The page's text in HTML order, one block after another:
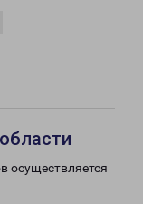
осуществляется